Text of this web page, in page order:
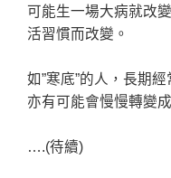
可能生一場大病就改
活習慣而改變。
如”寒底”的人，長期
亦有可能會慢慢轉變成
….(待續)